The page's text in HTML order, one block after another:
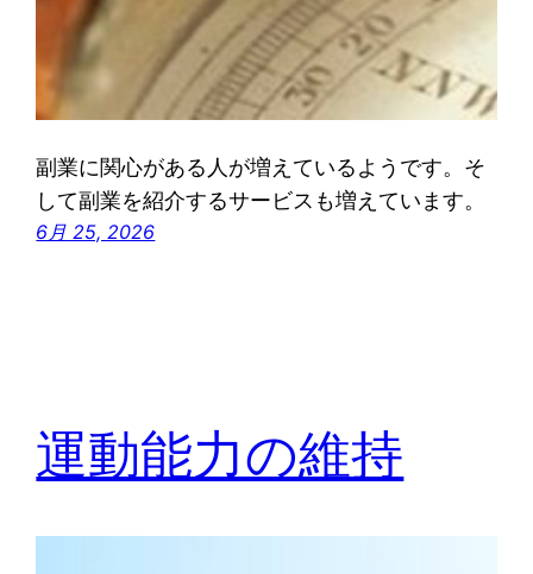
副業に関心がある人が増えているようです。そ
して副業を紹介するサービスも増えています。
6月 25, 2026
運動能力の維持